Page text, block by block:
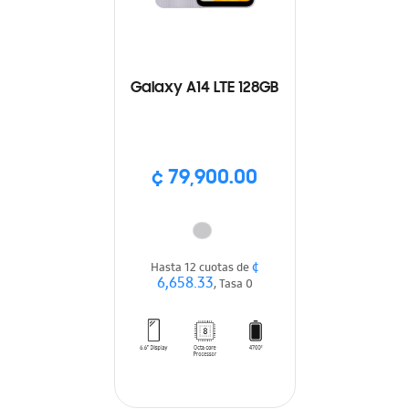
Galaxy A14 LTE 128GB
¢ 79,900.00
Hasta 12 cuotas de¢
6,658.33, Tasa 0